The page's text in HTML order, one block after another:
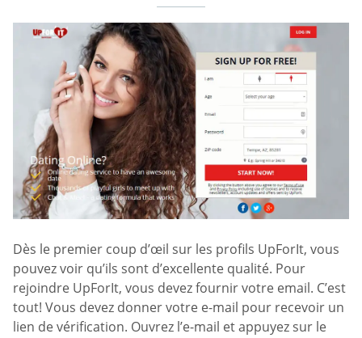
Dès le premier coup d’œil sur les profils UpForIt, vous
pouvez voir qu’ils sont d’excellente qualité. Pour
rejoindre UpForIt, vous devez fournir votre email. C’est
tout! Vous devez donner votre e-mail pour recevoir un
lien de vérification. Ouvrez l’e-mail et appuyez sur le